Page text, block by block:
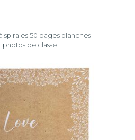
spirales 50 pages blanches
photos de classe